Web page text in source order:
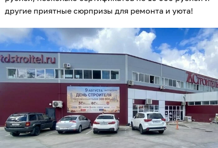
другие приятные сюрпризы для ремонта и уюта!